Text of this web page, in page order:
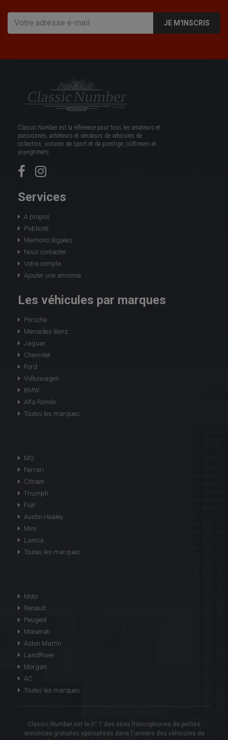
JE M'INSCRIS
Classic Number est la référence pour tous les amateurs et
passionnés, acheteurs et vendeurs de véhicules de
collection, voitures de sport et de prestige, oldtimers et
youngtimers.
Services
A propos
Publicité
Mentions légales
Nous contacter
Votre compte
Ajouter une annonce
Les véhicules par marques
Porsche
Mercedes-Benz
Jaguar
Chevrolet
Ford
Volkswagen
BMW
Alfa Roméo
Toutes les marques
MG
Ferrari
Citroen
Triumph
Fiat
Austin Healey
Mini
Lancia
Toutes les marques
Moto
Renault
Peugeot
Maserati
Aston Martin
LandRover
Morgan
AC
Toutes les marques
Classic Number est le n° 1 des sites francophones de petites
annonces gratuites spécialisés dans l'univers des véhicules de